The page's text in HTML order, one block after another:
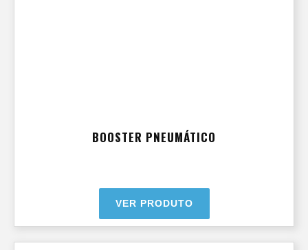
BOOSTER PNEUMÁTICO
VER PRODUTO